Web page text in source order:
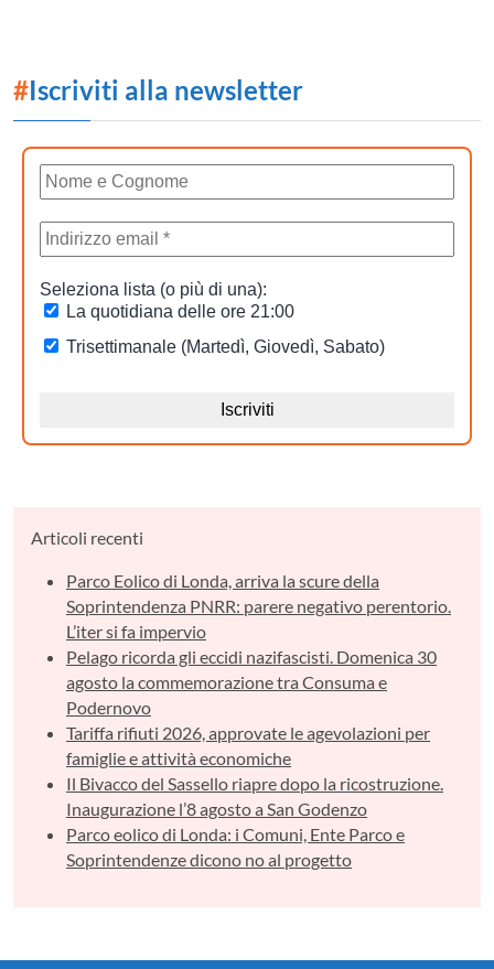
#Iscriviti alla newsletter
Articoli recenti
Parco Eolico di Londa, arriva la scure della
Soprintendenza PNRR: parere negativo perentorio.
L’iter si fa impervio
Pelago ricorda gli eccidi nazifascisti. Domenica 30
agosto la commemorazione tra Consuma e
Podernovo
Tariffa rifiuti 2026, approvate le agevolazioni per
famiglie e attività economiche
Il Bivacco del Sassello riapre dopo la ricostruzione.
Inaugurazione l’8 agosto a San Godenzo
Parco eolico di Londa: i Comuni, Ente Parco e
Soprintendenze dicono no al progetto